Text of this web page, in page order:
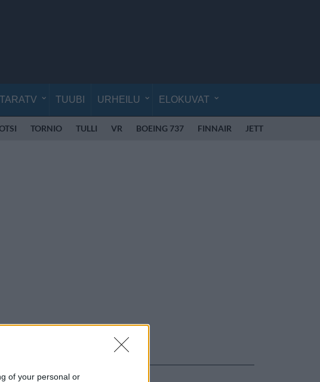
of your personal or
TUUBI URHEILU ELOKUVAT
TORNIO TULLI VR BOEING 737 FINNAIR JETTIME